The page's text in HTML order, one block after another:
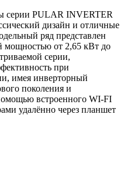
серии PULAR INVERTER
дизайн и отличные
ряд представлен
мощностью от 2,65 кВт до
серии,
при
имея инверторный
поколения и
встроенного WI-FI
удалённо через планшет